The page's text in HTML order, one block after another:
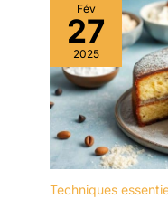
Fév
27
2025
Techniques